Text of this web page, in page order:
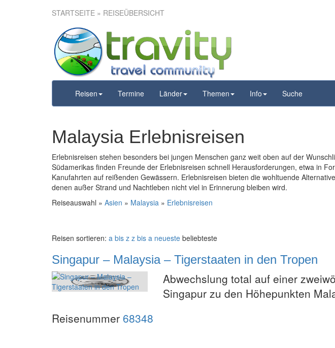
STARTSEITE » REISEÜBERSICHT
Reisen Termine Länder Themen Info Suche
Malaysia Erlebnisreisen
Erlebnisreisen stehen besonders bei jungen Menschen ganz weit oben auf der
Südamerikas finden Freunde der Erlebnisreisen schnell Herausforderungen, etwa in
Kanufahrten auf reißenden Gewässern. Erlebnisreisen bieten die wohltuende
denen außer Strand und Nachtleben nicht viel in Erinnerung bleiben wird.
Reiseauswahl » Asien » Malaysia » Erlebnisreisen
Reisen sortieren: a bis z z bis a neueste beliebteste
Singapur – Malaysia – Tigerstaaten in den Tropen
Abwechslung total auf einer
Singapur zu den Höhepunkten
Reisenummer 68348